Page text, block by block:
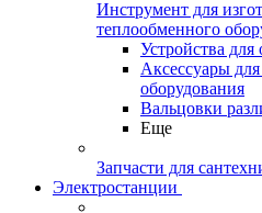
Инструмент для
теплообменного
Устройства для
Аксессуары
оборудования
Вальцовки
Еще
Запчасти для
Электростанции